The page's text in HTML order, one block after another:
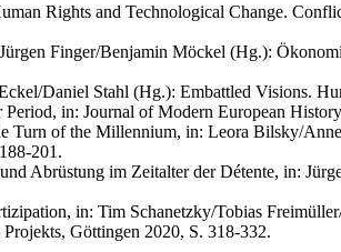
Rights and Technological Change.
Finger/Benjamin Möckel (Hg.):
Daniel Stahl (Hg.): Embattled Visions.
in: Journal of Modern European
Turn of the Millennium, in: Leora Bilsky/
201.
Abrüstung im Zeitalter der Détente, in:
in: Tim Schanetzky/Tobias
Göttingen 2020, S. 318-332.